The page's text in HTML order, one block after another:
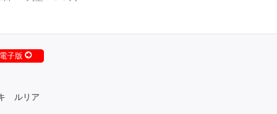
電子版
ルリア